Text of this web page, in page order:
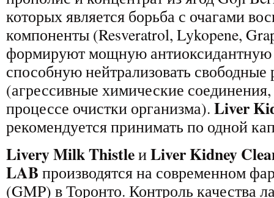
которых является борьба с очагами
компоненты (Resveratrol, Lykopene,
формируют мощную антиоксидантную
способную нейтрализовать свободные
(агрессивные химические
процессе очистки организма). Liver
рекомендуется принимать по одной
Livery Milk ThistleиLiver Kidney
LAB производятся на современном
(GMP) в Торонто. Контроль качества